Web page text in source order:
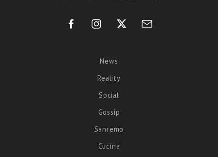
News
Reality
Social
Gossip
Sanremo
Cucina